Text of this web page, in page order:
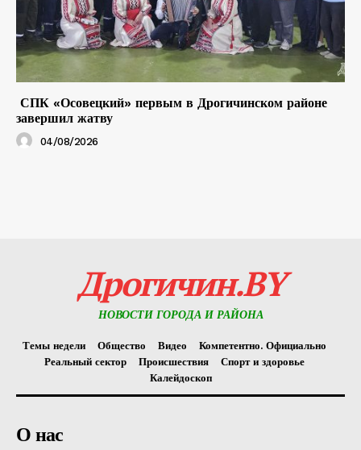
СПК «Осовецкий» первым в Дрогичинском районе
завершил жатву
04/08/2026
Дрогичин.BY
НОВОСТИ ГОРОДА И РАЙОНА
Темы недели Общество Видео
Компетентно. Официально
Реальный сектор
Происшествия
Спорт и здоровье
Калейдоскоп
О нас